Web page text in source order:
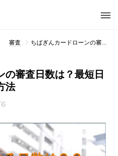
審査 ちばぎんカードローンの審査日数は？最短日数の秘訣、即日融資方法
の審査日数は？最短日
法